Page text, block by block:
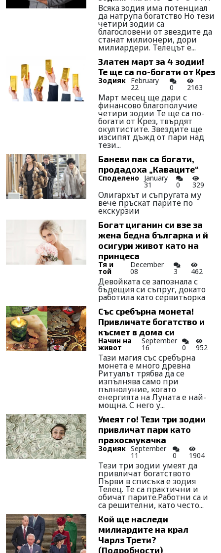
Всяка зодия има потенциал
да натрупа богатство Но тези
четири зодии са
благословени от звездите да
станат милионери, дори
милиардери. Телецът е...
Златен март за 4 зодии!
Те ще са по-богати от Крез
Зодияк February
22 0 2163
Март месец ще дари с
финансово благополучие
четири зодии Те ще са по-
богати от Крез, твърдят
окултистите. Звездите ще
изсипят дъжд от пари над
тези...
Баневи пак са богати,
продадоха „Каваците“
Споделено January
31 0 329
Олигархът и съпругата му
вече пръскат парите по
екскурзии
Богат циганин си взе за
жена бедна българка и й
осигури живот като на
принцеса
Тя и
той
December
08 3 462
Девойката се запознала с
бъдещия си съпруг, докато
работила като сервитьорка
Със сребърна монета!
Привличате богатство и
късмет в дома си
Начин на
живот
September
16 0 952
Тази магия със сребърна
монета е много древна
Ритуалът трябва да се
изпълнява само при
пълнолуние, когато
енергията на Луната е най-
мощна. С него у...
Умеят го! Тези три зодии
привличат пари като
прахосмукачка
Зодияк September
11 0 1904
Тези три зодии умеят да
привличат богатството
Първи в списъка е зодия
Телец. Те са практични и
обичат парите.Работни са и
са решителни, като често...
Кой ще наследи
милиардите на крал
Чарлз Трети?
(Подробности)